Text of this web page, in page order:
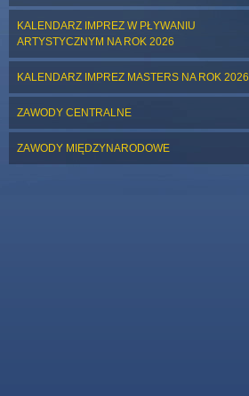
KALENDARZ IMPREZ W PŁYWANIU
ARTYSTYCZNYM NA ROK 2026
KALENDARZ IMPREZ MASTERS NA ROK 2026
ZAWODY CENTRALNE
ZAWODY MIĘDZYNARODOWE